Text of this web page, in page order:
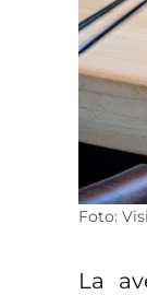
Foto:
La